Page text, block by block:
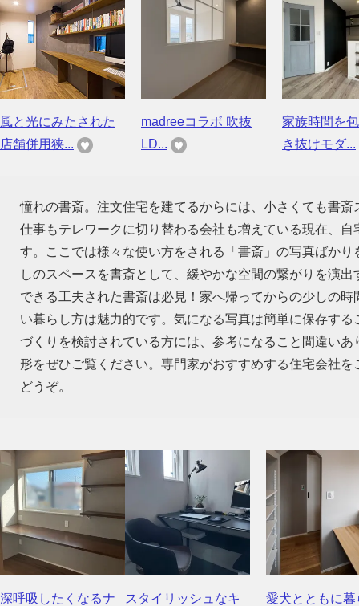
風と光にみたされた
店舗併用狭...
madreeコラボ 吹抜
LD...
家族時間を
き抜けモダ...
憧れの書斎。注文住宅を建てるからには、小さくても書
仕事もテレワークに切り替わる会社も増えている現在、
す。ここでは様々な使い方をされる「書斎」の写真ばか
しのスペースを書斎として、緩やかな空間の繋がりを演
できる工夫された書斎は必見！家へ帰ってからの少しの
い暮らし方は魅力的です。気になる写真は簡単に保存す
づくりを検討されている方には、参考になること間違い
形をぜひご覧ください。専門家がおすすめする住宅会社
どうぞ。
深呼吸したくなるナ
スタイリッシュなキ
愛犬とともに暮